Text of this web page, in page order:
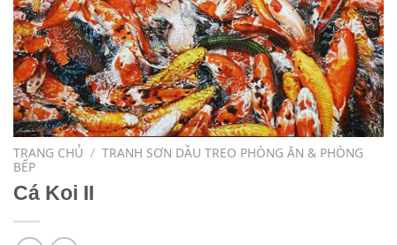
TRANG CHỦ / TRANH SƠN DẦU TREO PHÒNG ĂN & PHÒNG
BẾP
Cá Koi II